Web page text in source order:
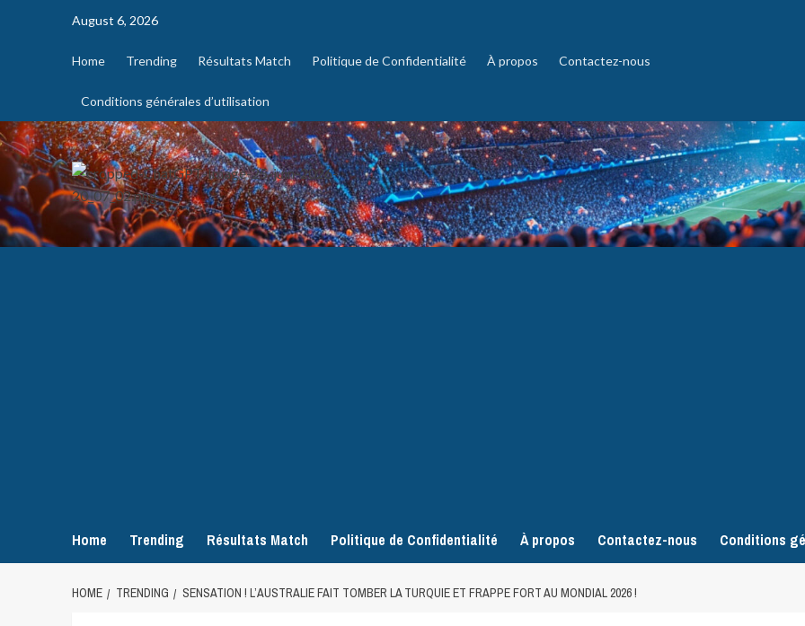
August 6, 2026
Home Trending Résultats Match Politique de Confidentialité À propos Contactez-nous
Conditions générales d’utilisation
Home Trending Résultats Match Politique de Confidentialité À propos Contactez-nous Conditions
HOME TRENDING SENSATION ! L’AUSTRALIE FAIT TOMBER LA TURQUIE ET FRAPPE FORT AU MONDIAL 2026 !